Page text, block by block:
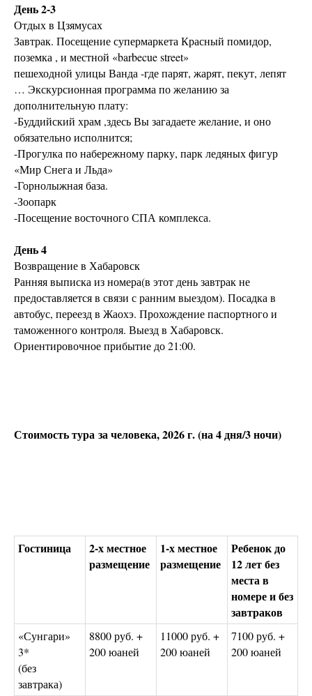
День 2-3
Отдых в Цзямусах
Завтрак. Посещение супермаркета Красный помидор,
поземка , и местной «barbecue street»
пешеходной улицы Ванда -где парят, жарят, пекут, лепят
… Экскурсионная программа по желанию за
дополнительную плату:
-Буддийский храм ,здесь Вы загадаете желание, и оно
обязательно исполнится;
-Прогулка по набережному парку, парк ледяных фигур
«Мир Снега и Льда»
-Горнолыжная база.
-Зоопарк
-Посещение восточного СПА комплекса.
День 4
Возвращение в Хабаровск
Ранняя выписка из номера(в этот день завтрак не
предоставляется в связи с ранним выездом). Посадка в
автобус, переезд в Жаохэ. Прохождение паспортного и
таможенного контроля. Выезд в Хабаровск.
Ориентировочное прибытие до 21:00.
Стоимость тура за человека, 2026 г. (на 4 дня/3 ночи)
Гостиница
2-х местное
размещение
1-х местное
размещение
Ребенок до
12 лет без
места в
номере и без
завтраков
«Сунгари»
3*
(без
завтрака)
8800 руб. +
200 юаней
11000 руб. +
200 юаней
7100 руб. +
200 юаней